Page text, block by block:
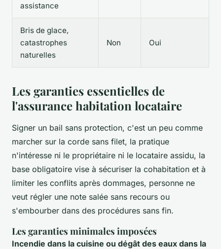
assistance
Bris de glace,
catastrophes
naturelles
Non Oui
Les garanties essentielles de
l'assurance habitation locataire
Signer un bail sans protection, c'est un peu comme
marcher sur la corde sans filet, la pratique
n'intéresse ni le propriétaire ni le locataire assidu, la
base obligatoire vise à sécuriser la cohabitation et à
limiter les conflits après dommages, personne ne
veut régler une note salée sans recours ou
s'embourber dans des procédures sans fin.
Les garanties minimales imposées
Incendie dans la cuisine ou dégât des eaux dans la